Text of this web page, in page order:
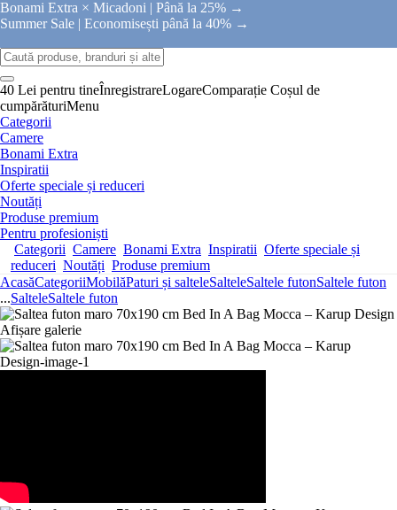
Bonami Extra × Micadoni | Până la 25% →
Summer Sale | Economisești până la 40% →
40 Lei pentru tineÎnregistrareLogareComparație Coșul de
cumpărăturiMenu
Categorii
Camere
Bonami Extra
Inspiratii
Oferte speciale și reduceri
Noutăți
Produse premium
Pentru profesioniști
Categorii Camere Bonami Extra Inspiratii Oferte speciale și
reduceri Noutăți Produse premium
AcasăCategoriiMobilăPaturi și salteleSalteleSaltele futonSaltele futon
...SalteleSaltele futon
Afișare galerie